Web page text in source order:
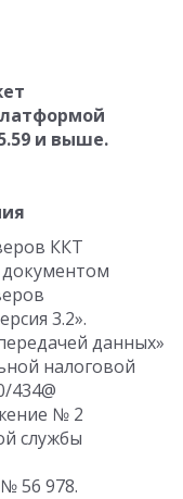
и выше.
ККТ
документом
3.2».
данных»
налоговой
№ 2
службы
№ 56 978.